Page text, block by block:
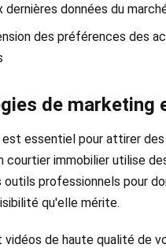
dernières données du
des préférences des
de marketing
est essentiel pour attirer
courtier immobilier utilise
professionnels pour
qu'elle mérite.
de haute qualité de